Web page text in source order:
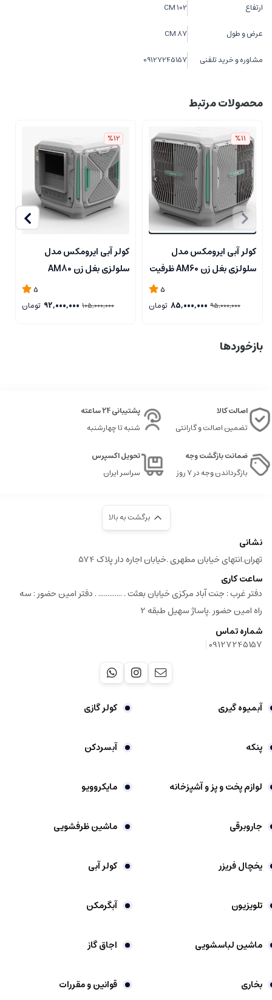
ارتفاع 102 CM
عرض و طول 87 CM
مشاوره و خرید تلفنی 09127245157
محصولات مرتبط
%11
کولر آبی ایرومکس مدل
سلولزی بغل زن AM60 ظرفیت
5
95,000,000
85,000,000 تومان
%12
کولر آبی ایرومکس مدل
سلولزی بغل زن AM80
5
105,000,000
92,000,000 تومان
بازخوردها
اصالت کالا
تضمین اصالت و گارانتی
پشتیبانی 24 ساعته
شنبه تا چهارشنبه
ضمانت بازگشت وجه
بازگرداندن وجه در ۷ روز
تحویل اکسپرس
سراسر ایران
برگشت به بالا
نشانی
تهران.انتهای خیابان مطهری .خیابان اجاره دار پلاک 574
ساعت کاری
دفتر غرب : جنت آباد مرکزی خیابان بعثت . ............. . دفتر امین حضور : سه
راه امین حضور .پاساژ سهیل طبقه 2
شماره تماس
09127245157
|
آبمیوه گیری کولر گازی
پنکه آبسردکن
لوازم پخت و پز و آشپزخانه مایکروویو
جاروبرقی ماشین ظرفشویی
یخچال فریزر کولر آبی
تلویزیون آبگرمکن
ماشین لباسشویی اجاق گاز
بخاری قوانین و مقررات